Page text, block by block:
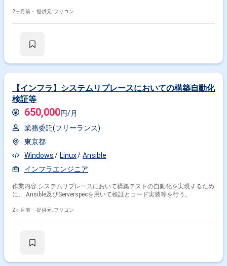
2ヶ月前・ 提供元: フリコン
【インフラ】システムリプレースにおいての構築自動化
検証等
650,000円/月
業務委託(フリーランス)
東京都
Windows
Linux
Ansible
インフラエンジニア
作業内容 システムリプレースにおいて構築テストの自動化を実現するため
に、 Ansible及びServerspecを用いて検証とコード実装等を行う。
2ヶ月前・ 提供元: フリコン